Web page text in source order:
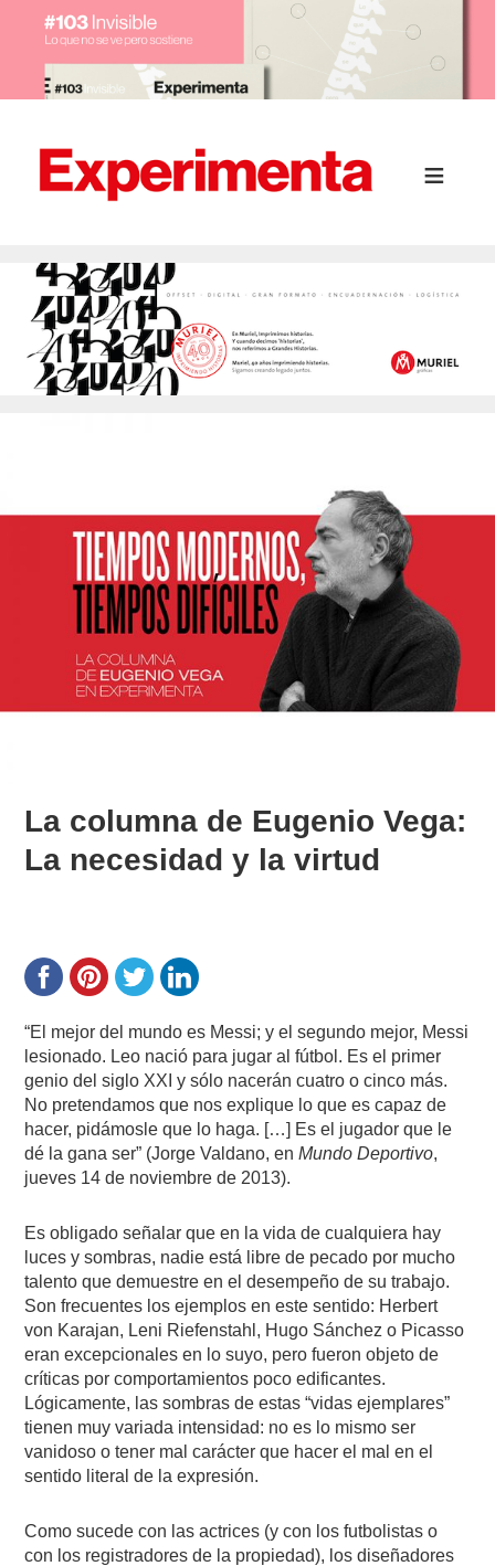
La columna de Eugenio Vega:
La necesidad y la virtud
“El mejor del mundo es Messi; y el segundo mejor, Messi
lesionado. Leo nació para jugar al fútbol. Es el primer
genio del siglo XXI y sólo nacerán cuatro o cinco más.
No pretendamos que nos explique lo que es capaz de
hacer, pidámosle que lo haga. […] Es el jugador que le
dé la gana ser” (Jorge Valdano, enMundo Deportivo,
jueves 14 de noviembre de 2013).
Es obligado señalar que en la vida de cualquiera hay
luces y sombras, nadie está libre de pecado por mucho
talento que demuestre en el desempeño de su trabajo.
Son frecuentes los ejemplos en este sentido: Herbert
von Karajan, Leni Riefenstahl, Hugo Sánchez o Picasso
eran excepcionales en lo suyo, pero fueron objeto de
críticas por comportamientos poco edificantes.
Lógicamente, las sombras de estas “vidas ejemplares”
tienen muy variada intensidad: no es lo mismo ser
vanidoso o tener mal carácter que hacer el mal en el
sentido literal de la expresión.
Como sucede con las actrices (y con los futbolistas o
con los registradores de la propiedad), los diseñadores